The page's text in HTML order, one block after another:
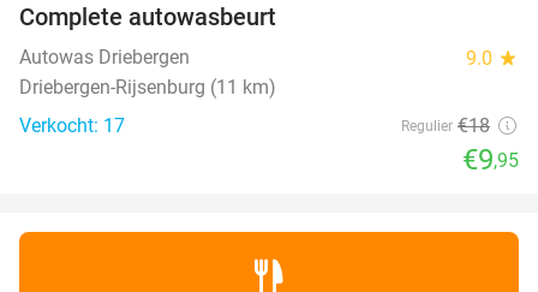
NEW
TODAY
Complete autowasbeurt
Autowas Driebergen 9.0 star
Driebergen-Rijsenburg (11 km)
Verkocht: 17
Regulier €18
€9,95